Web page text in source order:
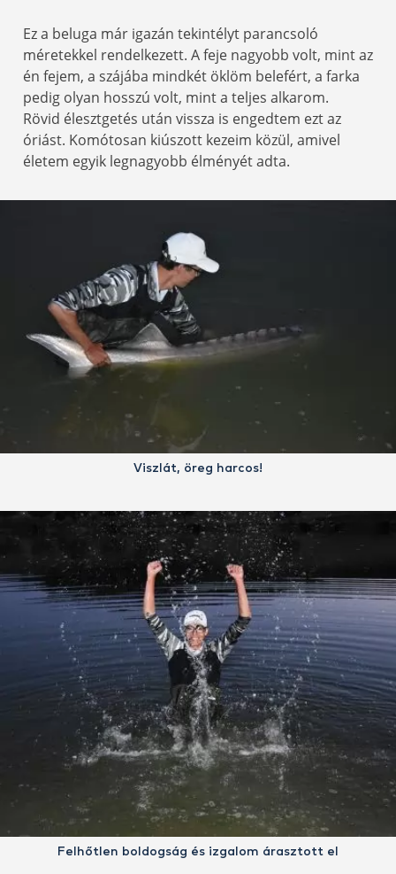
Ez a beluga már igazán tekintélyt parancsoló
méretekkel rendelkezett. A feje nagyobb volt, mint az
én fejem, a szájába mindkét öklöm belefért, a farka
pedig olyan hosszú volt, mint a teljes alkarom.
Rövid élesztgetés után vissza is engedtem ezt az
óriást. Komótosan kiúszott kezeim közül, amivel
életem egyik legnagyobb élményét adta.
Viszlát, öreg harcos!
Felhőtlen boldogság és izgalom árasztott el